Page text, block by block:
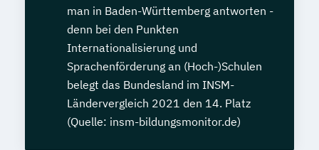
man in Baden-Württemberg antworten -
denn bei den Punkten
Internationalisierung und
Sprachenförderung an (Hoch-)Schulen
belegt das Bundesland im INSM-
Ländervergleich 2021 den 14. Platz
(Quelle: insm-bildungsmonitor.de)